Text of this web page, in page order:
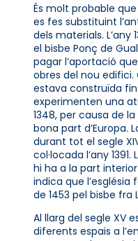
És molt probable
es fes substituint
dels materials. L’any
el bisbe Ponç de
pagar l’aportació
obres del nou edifici.
estava construïda
experimenten una
1348, per causa de
bona part d’Europa.
durant tot el segle
col·locada l’any
hi ha a la part
indica que l’església
de 1453 pel bisbe fra
Al llarg del segle XV
diferents espais a